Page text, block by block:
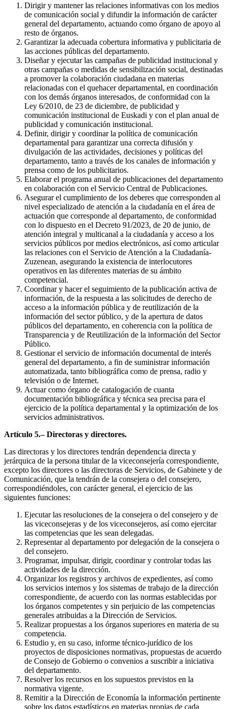
Dirigir y mantener las relaciones informativas con los medios
de comunicación social y difundir la información de carácter
general del departamento, actuando como órgano de apoyo al
resto de órganos.
Garantizar la adecuada cobertura informativa y publicitaria de
las acciones públicas del departamento.
Diseñar y ejecutar las campañas de publicidad institucional y
otras campañas o medidas de sensibilización social, destinadas
a promover la colaboración ciudadana en materias
relacionadas con el quehacer departamental, en coordinación
con los demás órganos interesados, de conformidad con la
Ley 6/2010, de 23 de diciembre, de publicidad y
comunicación institucional de Euskadi y con el plan anual de
publicidad y comunicación institucional.
Definir, dirigir y coordinar la política de comunicación
departamental para garantizar una correcta difusión y
divulgación de las actividades, decisiones y políticas del
departamento, tanto a través de los canales de información y
prensa como de los publicitarios.
Elaborar el programa anual de publicaciones del departamento
en colaboración con el Servicio Central de Publicaciones.
Asegurar el cumplimiento de los deberes que corresponden al
nivel especializado de atención a la ciudadanía en el área de
actuación que corresponde al departamento, de conformidad
con lo dispuesto en el Decreto 91/2023, de 20 de junio, de
atención integral y multicanal a la ciudadanía y acceso a los
servicios públicos por medios electrónicos, así como articular
las relaciones con el Servicio de Atención a la Ciudadanía-
Zuzenean, asegurando la existencia de interlocutores
operativos en las diferentes materias de su ámbito
competencial.
Coordinar y hacer el seguimiento de la publicación activa de
información, de la respuesta a las solicitudes de derecho de
acceso a la información pública y de reutilización de la
información del sector público, y de la apertura de datos
públicos del departamento, en coherencia con la política de
Transparencia y de Reutilización de la información del Sector
Público.
Gestionar el servicio de información documental de interés
general del departamento, a fin de suministrar información
automatizada, tanto bibliográfica como de prensa, radio y
televisión o de Internet.
Actuar como órgano de catalogación de cuanta
documentación bibliográfica y técnica sea precisa para el
ejercicio de la política departamental y la optimización de los
servicios administrativos.
Artículo 5.– Directoras y directores.
Las directoras y los directores tendrán dependencia directa y
jerárquica de la persona titular de la viceconsejería correspondiente,
excepto los directores o las directoras de Servicios, de Gabinete y de
Comunicación, que la tendrán de la consejera o del consejero,
correspondiéndoles, con carácter general, el ejercicio de las
siguientes funciones:
Ejecutar las resoluciones de la consejera o del consejero y de
las viceconsejeras y de los viceconsejeros, así como ejercitar
las competencias que les sean delegadas.
Representar al departamento por delegación de la consejera o
del consejero.
Programar, impulsar, dirigir, coordinar y controlar todas las
actividades de la dirección.
Organizar los registros y archivos de expedientes, así como
los servicios internos y los sistemas de trabajo de la dirección
correspondiente, de acuerdo con las normas establecidas por
los órganos competentes y sin perjuicio de las competencias
generales atribuidas a la Dirección de Servicios.
Realizar propuestas a los órganos superiores en materia de su
competencia.
Estudio y, en su caso, informe técnico-jurídico de los
proyectos de disposiciones normativas, propuestas de acuerdo
de Consejo de Gobierno o convenios a suscribir a iniciativa
del departamento.
Resolver los recursos en los supuestos previstos en la
normativa vigente.
Remitir a la Dirección de Economía la información pertinente
sobre los datos estadísticos en materias propias de cada